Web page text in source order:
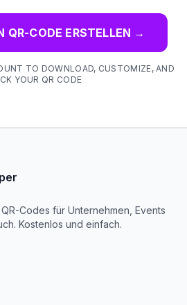
QR-CODE ERSTELLEN →
TO DOWNLOAD, CUSTOMIZE, AND
YOUR QR CODE
Codes für Unternehmen, Events
Kostenlos und einfach.